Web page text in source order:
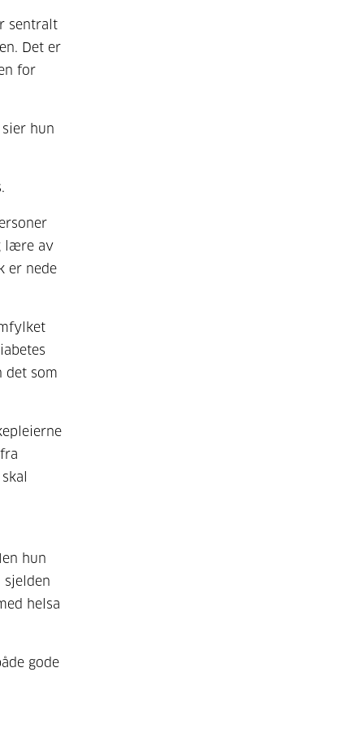
sentralt
Det er
for
hun
lære av
er nede
det som
hun
sjelden
helsa
gode